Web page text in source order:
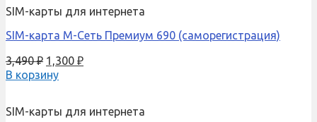
SIM-карты для интернета
SIM-карта М-Сеть Премиум 690 (саморегистрация)
3,490₽ 1,300 ₽
В корзину
SIM-карты для интернета